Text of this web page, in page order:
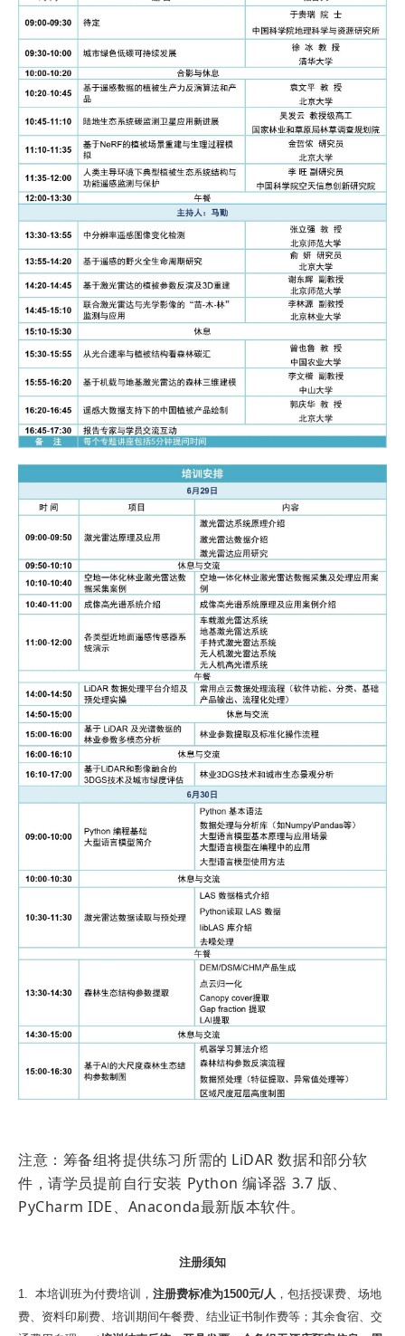
注意：筹备组将提供练习所需的 LiDAR 数据和部分软
件，请学员提前自行安装 Python 编译器 3.7 版、
PyCharm IDE、Anaconda最新版本软件。
注册须知
1. 本培训班为付费培训， 注册费标准为1500元/人 ，包括授课费、场地
费、资料印刷费、培训期间午餐费、结业证书制作费等；其余食宿、交